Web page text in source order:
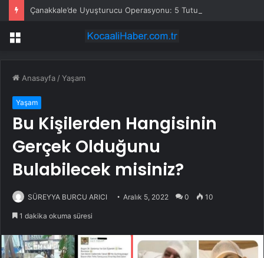
Çanakkale’de Uyuşturucu Operasyonu: 5 Tutuklama
Menü
Anasayfa /Yaşam
Yaşam
Bu Kişilerden Hangisinin
Gerçek Olduğunu
Bulabilecek misiniz?
SÜREYYA BURCU ARICI Aralık 5, 2022 0 10
1 dakika okuma süresi